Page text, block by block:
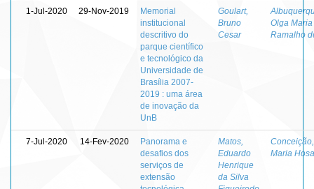
1-Jul-2020 29-Nov-2019
Memorial
institucional
descritivo do
parque científico
e tecnológico da
Universidade de
Brasília 2007-
2019 : uma área
de inovação da
UnB
Goulart,
Bruno
Cesar
Olga Maria
Ramalho
7-Jul-2020 14-Fev-2020
Panorama e
desafios dos
serviços de
extensão
Matos,
Eduardo
Henrique
da Silva
Conceição,
Maria